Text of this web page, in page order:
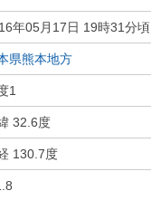
年05月17日 19時31分頃
県熊本地方
1
32.6度
130.7度